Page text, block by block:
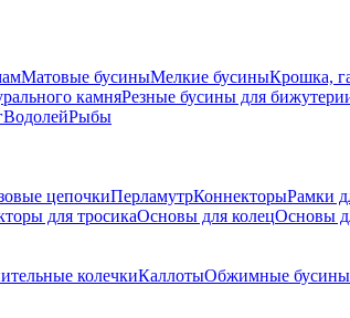
Матовые бусиныМелкие бусиныКрошка,
камняРезные бусины для
ВодолейРыбы
цепочкиПерламутрКоннекторыРамки
для тросикаОсновы для колецОсновы
колечкиКаллотыОбжимные бусины